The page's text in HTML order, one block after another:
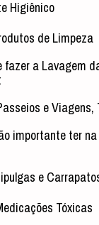
Higiênico
de Limpeza
fazer a Lavagem
e Viagens,
importante ter
e
Tóxicas